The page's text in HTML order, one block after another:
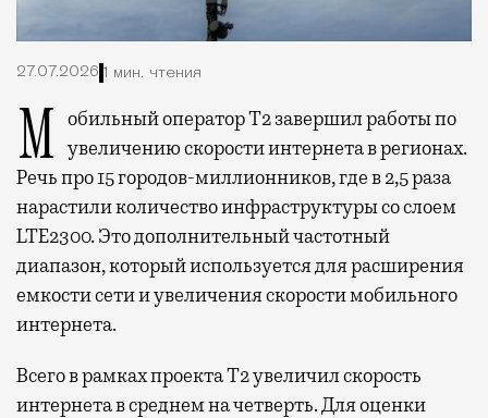
27.07.2026 1 мин. чтения
Мобильный оператор Т2 завершил работы по увеличению скорости интернета в регионах.
Речь про 15 городов-миллионников, где в 2,5 раза
нарастили количество инфраструктуры со слоем
LTE2300. Это дополнительный частотный
диапазон, который используется для расширения
емкости сети и увеличения скорости мобильного
интернета.
Всего в рамках проекта Т2 увеличил скорость
интернета в среднем на четверть. Для оценки